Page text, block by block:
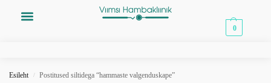
0
Esileht / Postitused siltidega “hammaste valgenduskape”